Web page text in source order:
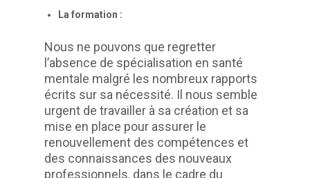
La formation :
Nous ne pouvons que regretter
l’absence de spécialisation en santé
mentale malgré les nombreux rapports
écrits sur sa nécessité. Il nous semble
urgent de travailler à sa création et sa
mise en place pour assurer le
renouvellement des compétences et
des connaissances des nouveaux
professionnels, dans le cadre du